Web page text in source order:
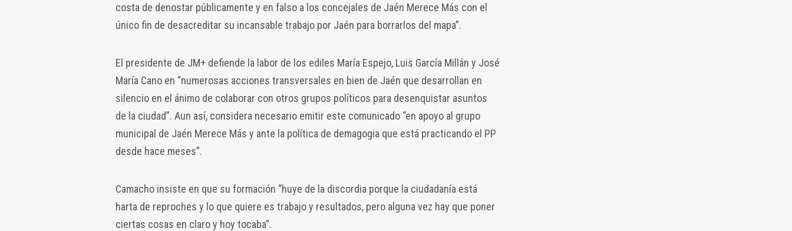
costa de denostar públicamente y en falso a los concejales de Jaén Merece Más con el
único fin de desacreditar su incansable trabajo por Jaén para borrarlos del mapa”.
El presidente de JM+ defiende la labor de los ediles María Espejo, Luis García Millán y José
María Cano en “numerosas acciones transversales en bien de Jaén que desarrollan en
silencio en el ánimo de colaborar con otros grupos políticos para desenquistar asuntos
de la ciudad”. Aun así, considera necesario emitir este comunicado “en apoyo al grupo
municipal de Jaén Merece Más y ante la política de demagogia que está practicando el PP
desde hace meses”.
Camacho insiste en que su formación “huye de la discordia porque la ciudadanía está
harta de reproches y lo que quiere es trabajo y resultados, pero alguna vez hay que poner
ciertas cosas en claro y hoy tocaba”.